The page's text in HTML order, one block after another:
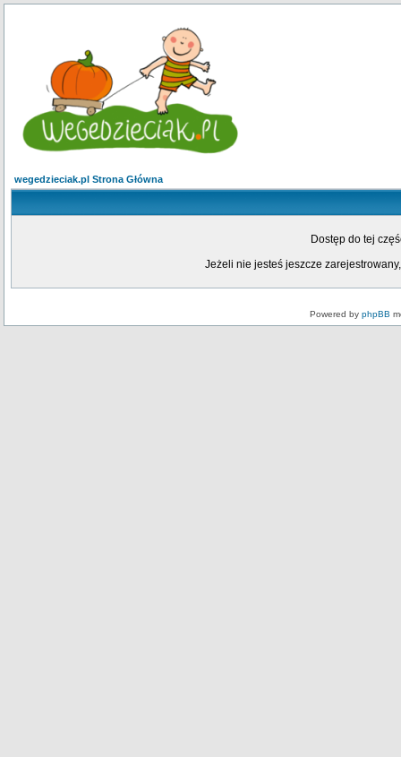
wegedzieciak.pl Strona Główna
Dostęp do tej
Jeżeli nie jesteś jeszcze
Powered by phpBB